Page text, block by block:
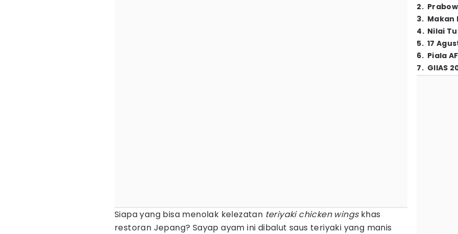
Siapa yang bisa menolak kelezatan teriyaki chicken wingskhas
restoran Jepang? Sayap ayam ini dibalut saus teriyaki yang manis
2.
3. Makan
4. Nilai
5. 17
6. Piala
7. GIIAS